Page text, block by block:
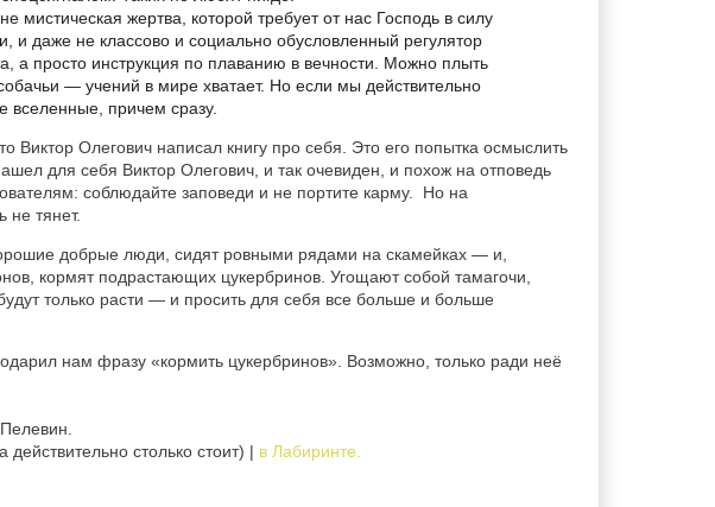
мистическая жертва, которой требует от нас Господь в силу
и даже не классово и социально обусловленный регулятор
а просто инструкция по плаванию в вечности. Можно плыть
— учений в мире хватает. Но если мы действительно
причем сразу.
Виктор Олегович написал книгу про себя. Это его попытка осмыслить
для себя Виктор Олегович, и так очевиден, и похож на отповедь
соблюдайте заповеди и не портите карму. Но на
не тянет.
добрые люди, сидят ровными рядами на скамейках — и,
кормят подрастающих цукербринов. Угощают собой тамагочи,
только расти — и просить для себя все больше и больше
нам фразу «кормить цукербринов». Возможно, только ради неё
действительно столько стоит) | в Лабиринте.